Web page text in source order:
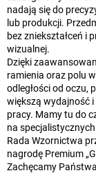
nadają się do
lub produkcji.
bez zniekształceń i
wizualnej.
Dzięki
ramienia oraz polu
odległości od oczu,
większą wydajność
pracy. Mamy tu do
na
Rada Wzornictwa
nagrodę Premium
Zachęcamy